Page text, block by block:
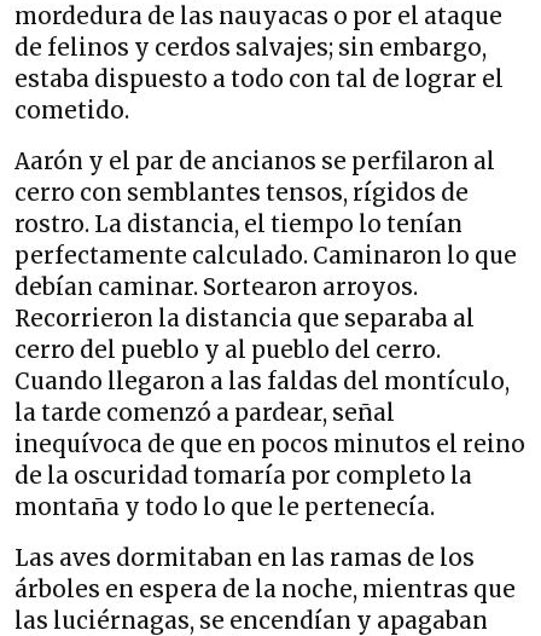
mordedura de las nauyacas o por el ataque
de felinos y cerdos salvajes; sin embargo,
estaba dispuesto a todo con tal de lograr el
cometido.
Aarón y el par de ancianos se perfilaron al
cerro con semblantes tensos, rígidos de
rostro. La distancia, el tiempo lo tenían
perfectamente calculado. Caminaron lo que
debían caminar. Sortearon arroyos.
Recorrieron la distancia que separaba al
cerro del pueblo y al pueblo del cerro.
Cuando llegaron a las faldas del montículo,
la tarde comenzó a pardear, señal
inequívoca de que en pocos minutos el reino
de la oscuridad tomaría por completo la
montaña y todo lo que le pertenecía.
Las aves dormitaban en las ramas de los
árboles en espera de la noche, mientras que
las luciérnagas, se encendían y apagaban